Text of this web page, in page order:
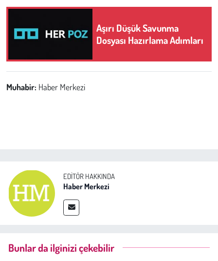
Aşırı Düşük Savunma
Dosyası Hazırlama Adımları
Muhabir: Haber Merkezi
EDITÖR HAKKINDA
Haber Merkezi
Bunlar da ilginizi çekebilir